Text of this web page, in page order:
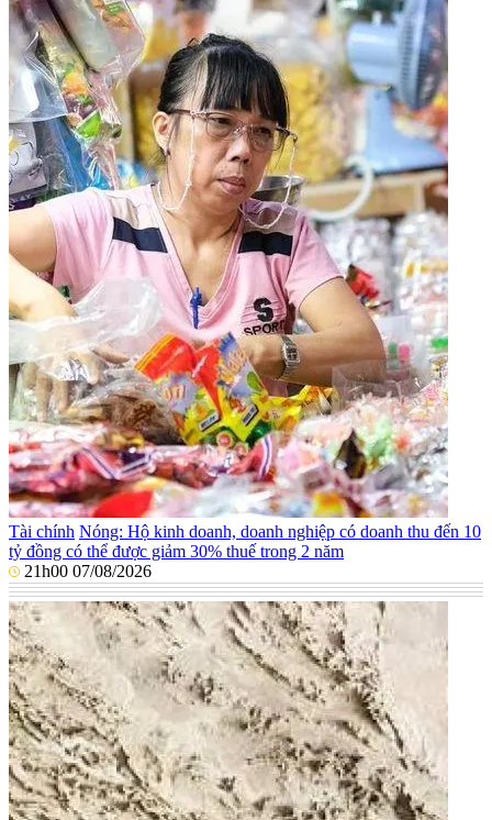
Tài chính Nóng: Hộ kinh doanh, doanh nghiệp có doanh thu đến 10
tỷ đồng có thể được giảm 30% thuế trong 2 năm
21h00 07/08/2026